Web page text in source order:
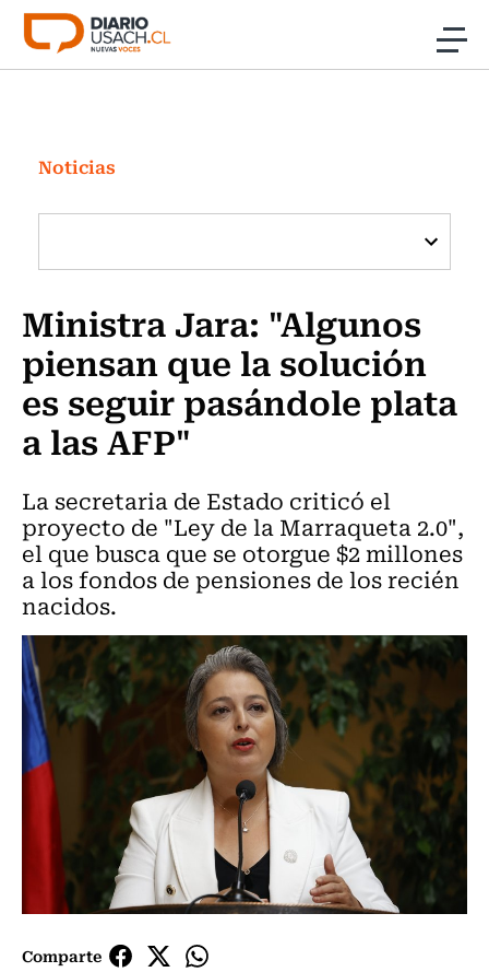
Click acá para ir directamente al contenido
Investigación
Cultura
Programas Radio y TV Usach
Noticias
Ministra Jara: "Algunos
piensan que la solución
es seguir pasándole plata
a las AFP"
La secretaria de Estado criticó el
proyecto de "Ley de la Marraqueta 2.0",
el que busca que se otorgue $2 millones
a los fondos de pensiones de los recién
nacidos.
Comparte